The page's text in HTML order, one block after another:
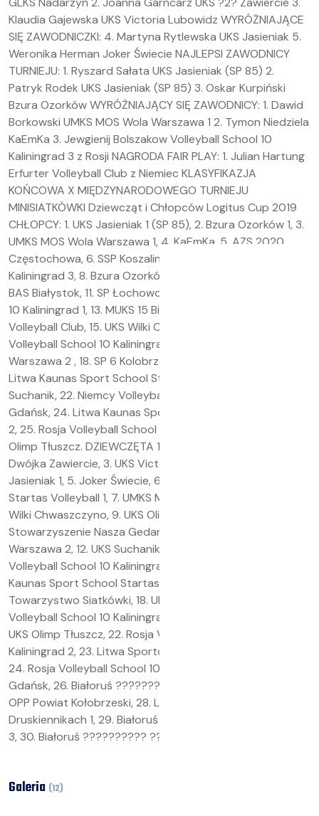
Klaudia Gajewska UKS Victoria Lubowidz WYRÓŻNIAJĄCE
SIĘ ZAWODNICZKI: 4. Martyna Rytlewska UKS Jasieniak 5.
Weronika Herman Joker Świecie NAJLEPSI ZAWODNICY
TURNIEJU: 1. Ryszard Sałata UKS Jasieniak (SP 85) 2.
Patryk Rodek UKS Jasieniak (SP 85) 3. Oskar Kurpiński
Bzura Ozorków WYRÓŻNIAJĄCY SIĘ ZAWODNICY: 1. Dawid
Borkowski UMKS MOS Wola Warszawa 1 2. Tymon Niedziela
KaEmKa 3. Jewgienij Bolszakow Volleyball School 10
Kaliningrad 3 z Rosji NAGRODA FAIR PLAY: 1. Julian Hartung
Erfurter Volleyball Club z Niemiec KLASYFIKAZJA
KOŃCOWA X MIĘDZYNARODOWEGO TURNIEJU
MINISIATKÓWKI Dziewcząt i Chłopców Logitus Cup 2019
CHŁOPCY: 1. UKS Jasieniak 1 (SP 85), 2. Bzura Ozorków 1, 3.
UMKS MOS Wola Warszawa 1, 4. KaEmKa, 5. AZS 2020
Częstochowa, 6. SSP Koszalin, 7. Rosja Volleyball School 10
Kaliningrad 3, 8. Bzura Ozorków 3, 9. UKS Jasieniak 2, 10.
BAS Białystok, 11. SP Łochowo, 12. Rosja Volleyball School
10 Kaliningrad 1, 13. MUKS 15 Białystok, 14. Niemcy Erfurter
Volleyball Club, 15. UKS Wilki Chwaszczyno, 16. Rosja
Volleyball School 10 Kaliningrad 2, 17. UMKS MOS Wola
Warszawa 2 , 18. SP 6 Kolobrzeg, 19. UKS SP 2 Milicz, 20.
Litwa Kaunas Sport School Startas Volleyball 1, 21. UKS
Suchanik, 22. Niemcy Volleyball Club Gotha, 23. SP 85
Gdańsk, 24. Litwa Kaunas Sport School Startas Volleyball
2, 25. Rosja Volleyball School 10 Kaliningrad 4, 26. UKS
Olimp Tłuszcz. DZIEWCZĘTA 1. GLKS Nadarzyn, 2. MKS
Dwójka Zawiercie, 3. UKS Victoria Lubowidz, 4. UKS
Jasieniak 1, 5. Joker Świecie, 6. Litwa Kaunas Sport School
Startas Volleyball 1, 7. UMKS MOS Wola Warszawa 1, 8. UKS
Wilki Chwaszczyno, 9. UKS Olimpik Mońki, 10.
Stowarzyszenie Nasza Gedania, 11. UMKS MOS Wola
Warszawa 2, 12. UKS Suchanik, 13. UKS Salos Ełk, 14. Rosja
Volleyball School 10 Kaliningrad 4, 15. APS Rumia, 16. Litwa
Kaunas Sport School Startas Volleyball 2, 17. Włocławskie
Towarzystwo Siatkówki, 18. UKS Libero Banie, 19. Rosja
Volleyball School 10 Kaliningrad 3, 20. UKS Jasieniak 2, 21.
UKS Olimp Tłuszcz, 22. Rosja Volleyball School 10
Kaliningrad 2, 23. Litwa Sporto Klubas w Druskiennikach 2,
24. Rosja Volleyball School 10 Kaliningrad 1, 25. SP 85
Gdańsk, 26. Białoruś ?????????? ????? ?????? 1, 27. UKS
OPP Powiat Kołobrzeski, 28. Litwa Sporto Klubas w
Druskiennikach 1, 29. Białoruś ?????????? ????? ??????
3, 30. Białoruś ?????????? ????? ?????? 2.
Galeria (12)